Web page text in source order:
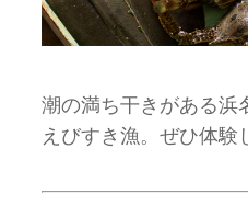
潮の満ち干きがある浜
えびすき漁。ぜひ体験